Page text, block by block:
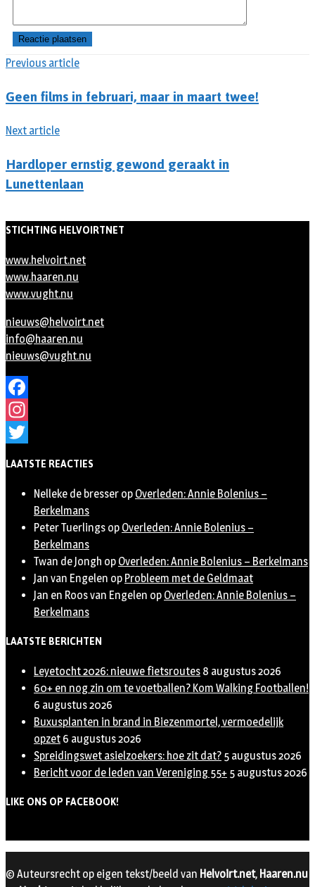
Previous article
Geen films in februari, maar in maart twee!
Next article
Hardloper ernstig gewond geraakt in
Lunettenlaan
STICHTING HELVOIRTNET
www.helvoirt.net
www.haaren.nu
www.vught.nu
nieuws@helvoirt.net
info@haaren.nu
nieuws@vught.nu
Facebook
Instagram
LAATSTE REACTIES
Nelleke de bresser op Overleden: Annie Bolenius –
Berkelmans
Peter Tuerlings op Overleden: Annie Bolenius –
Berkelmans
Twan de Jongh op Overleden: Annie Bolenius – Berkelmans
Jan van Engelen op Probleem met de Geldmaat
Jan en Roos van Engelen op Overleden: Annie Bolenius –
Berkelmans
LAATSTE BERICHTEN
Leyetocht 2026: nieuwe fietsroutes 8 augustus 2026
60+ en nog zin om te voetballen? Kom Walking Footballen!
6 augustus 2026
Buxusplanten in brand in Biezenmortel, vermoedelijk
opzet 6 augustus 2026
Spreidingswet asielzoekers: hoe zit dat? 5 augustus 2026
Bericht voor de leden van Vereniging 55+ 5 augustus 2026
LIKE ONS OP FACEBOOK!
© Auteursrecht op eigen tekst/beeld van Helvoirt.net, Haaren.nu